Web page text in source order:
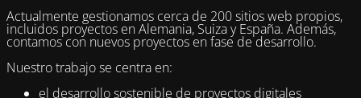
Actualmente gestionamos cerca de 200 sitios web propios,
incluidos proyectos en Alemania, Suiza y España. Además,
contamos con nuevos proyectos en fase de desarrollo.
Nuestro trabajo se centra en:
el desarrollo sostenible de proyectos digitales